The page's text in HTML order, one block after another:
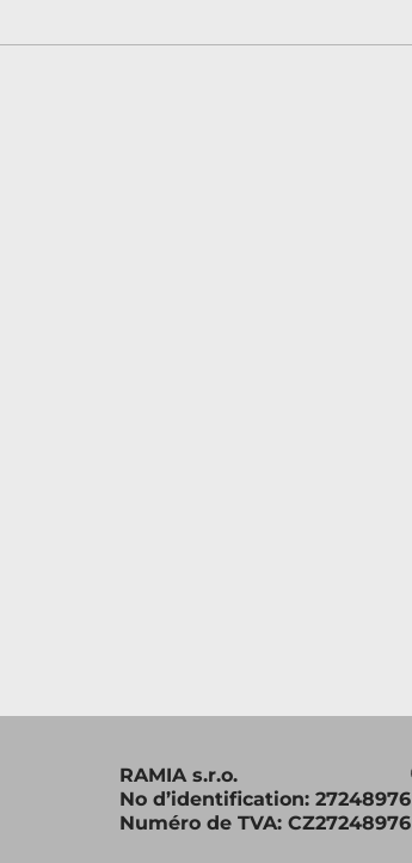
RAMIA s.r.o.
No d’identification: 27248976
Numéro de TVA: CZ27248976